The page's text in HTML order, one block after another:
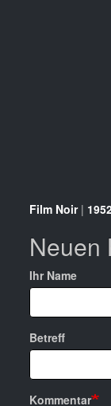
Film Noir|
Neuen
Ihr Name
Betreff
Kommentar